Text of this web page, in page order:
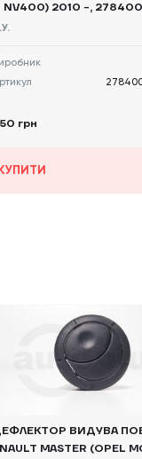
NV400) 2010 -,
В
грн
ВИДУВА
MASTER (OPEL